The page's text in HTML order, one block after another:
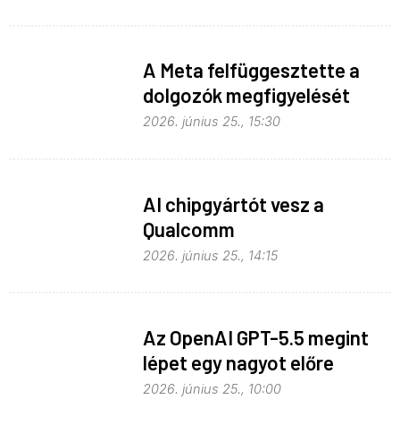
A Meta felfüggesztette a
dolgozók megfigyelését
2026. június 25., 15:30
AI chipgyártót vesz a
Qualcomm
2026. június 25., 14:15
Az OpenAI GPT-5.5 megint
lépet egy nagyot előre
2026. június 25., 10:00